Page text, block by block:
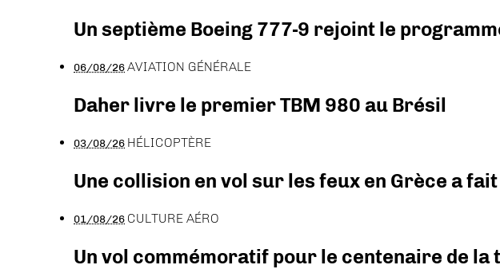
Un septième Boeing 777-9 rejoint le
06/08/26AVIATION GÉNÉRALE
Daher livre le premier TBM 980 au Brésil
03/08/26 HÉLICOPTÈRE
Une collision en vol sur les feux en Grèce a
01/08/26 CULTURE AÉRO
Un vol commémoratif pour le centenaire de la